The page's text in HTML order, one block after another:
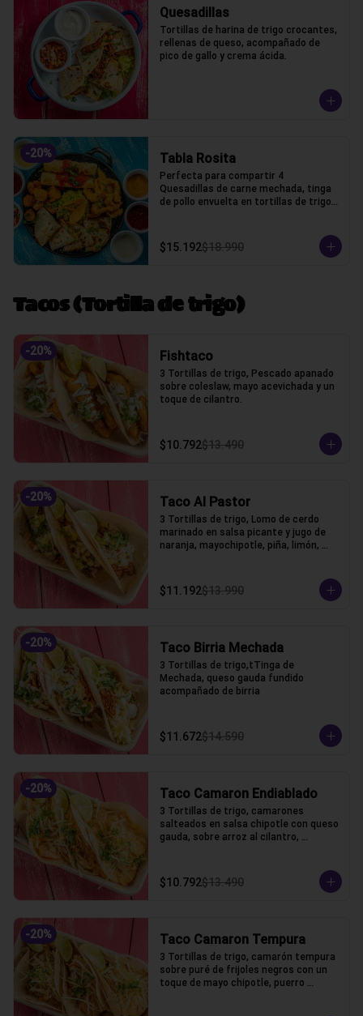
Quesadillas
Tortillas de harina de trigo crocantes,
rellenas de queso, acompañado de
pico de gallo y crema ácida.
-20% Tabla Rosita
Perfecta para compartir 4
Quesadillas de carne mechada, tinga
de pollo envuelta en tortillas de trigo,
chipotle, acida, honey, marinara y pico
de gallo
$15.192$18.990
Tacos (Tortilla de trigo)
-20% Fishtaco
3 Tortillas de trigo, Pescado apanado
sobre coleslaw, mayo acevichada y un
toque de cilantro.
$10.792$13.490
-20% Taco Al Pastor
3 Tortillas de trigo, Lomo de cerdo
marinado en salsa picante y jugo de
naranja, mayochipotle, piña, limón,
$11.192$13.990
-20% Taco Birria Mechada
3 Tortillas de trigo,tTinga de
Mechada, queso gauda fundido
acompañado de birria
$11.672$14.590
-20% Taco Camaron Endiablado
3 Tortillas de trigo, camarones
salteados en salsa chipotle con queso
gauda, sobre arroz al cilantro,
$10.792$13.490
-20% Taco Camaron Tempura
3 Tortillas de trigo, camarón tempura
sobre puré de frijoles negros con un
toque de mayo chipotle, puerro